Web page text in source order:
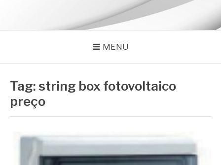
MENU
Tag:string box fotovoltaico
preço